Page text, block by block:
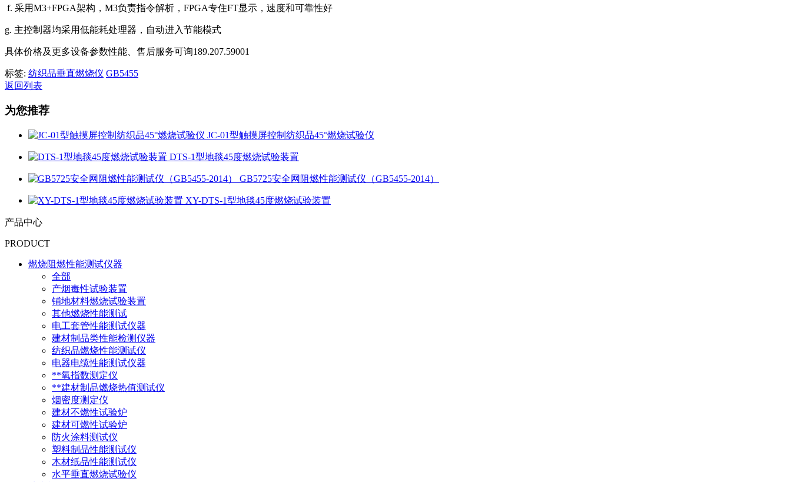
f. 采用M3+FPGA架构，M3负责指令解析，FPGA专住FT显示，速度和可靠性好
g. 主控制器均采用低能耗处理器，自动进入节能模式
具体价格及更多设备参数性能、售后服务可询189.207.59001
标签: 纺织品垂直燃烧仪 GB5455
返回列表
为您推荐
JC-01型触摸屏控制纺织品45°燃烧试验仪
DTS-1型地毯45度燃烧试验装置
GB5725安全网阻燃性能测试仪（GB5455-2014）
XY-DTS-1型地毯45度燃烧试验装置
产品中心
PRODUCT
燃烧阻燃性能测试仪器
全部
产烟毒性试验装置
铺地材料燃烧试验装置
其他燃烧性能测试
电工套管性能测试仪器
建材制品类性能检测仪器
纺织品燃烧性能测试仪
电器电缆性能测试仪器
**氧指数测定仪
**建材制品燃烧热值测试仪
烟密度测定仪
建材不燃性试验炉
建材可燃性试验炉
防火涂料测试仪
塑料制品性能测试仪
木材纸品性能测试仪
水平垂直燃烧试验仪